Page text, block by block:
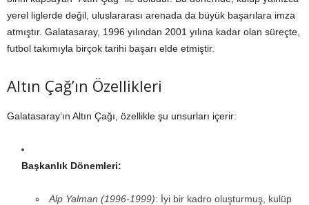
yerel liglerde değil, uluslararası arenada da büyük başarılara imza
atmıştır. Galatasaray, 1996 yılından 2001 yılına kadar olan süreçte,
futbol takımıyla birçok tarihi başarı elde etmiştir.
Altın Çağ’ın Özellikleri
Galatasaray’ın Altın Çağı, özellikle şu unsurları içerir:
Başkanlık Dönemleri:
Alp Yalman (1996-1999): İyi bir kadro oluşturmuş, kulüp